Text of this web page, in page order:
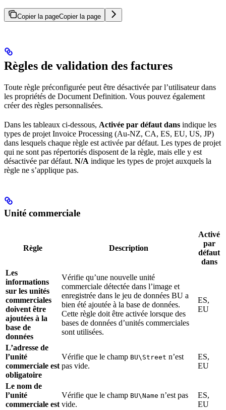
Copier la pageCopier la page
Règles de validation des factures
Toute règle préconfigurée peut être désactivée par l’utilisateur dans
les propriétés de Document Definition. Vous pouvez également
créer des règles personnalisées.
Dans les tableaux ci-dessous, Activée par défaut dans indique les
types de projet Invoice Processing (Au-NZ, CA, ES, EU, US, JP)
dans lesquels chaque règle est activée par défaut. Les types de projet
qui ne sont pas répertoriés disposent de la règle, mais elle y est
désactivée par défaut. N/A indique les types de projet auxquels la
règle ne s’applique pas.
Unité commerciale
Règle Description
Activé
par
défaut
dans
Les
informations
sur les unités
commerciales
doivent être
ajoutées à la
base de
données
Vérifie qu’une nouvelle unité
commerciale détectée dans l’image et
enregistrée dans le jeu de données BU a
bien été ajoutée à la base de données.
Cette règle doit être activée lorsque des
bases de données d’unités commerciales
sont utilisées.
ES,
EU
L’adresse de
l’unité
commerciale est
obligatoire
Vérifie que le champ BU\Street n’est
pas vide.
ES,
EU
Le nom de
l’unité
commerciale est
Vérifie que le champ BU\Name n’est pas
vide.
ES,
EU